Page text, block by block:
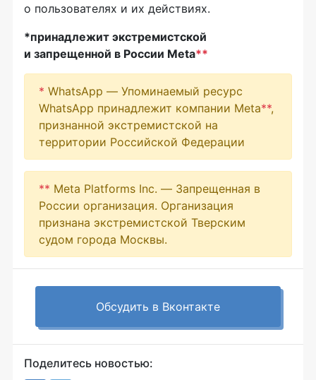
о пользователях и их действиях.
*принадлежит экстремистской
и запрещенной в России Meta**
* WhatsApp — Упоминаемый ресурс
WhatsApp принадлежит компании Meta**,
признанной экстремистской на
территории Российской Федерации
** Meta Platforms Inc. — Запрещенная в
России организация. Организация
признана экстремистской Тверским
судом города Москвы.
Обсудить в Вконтакте
Поделитесь новостью: